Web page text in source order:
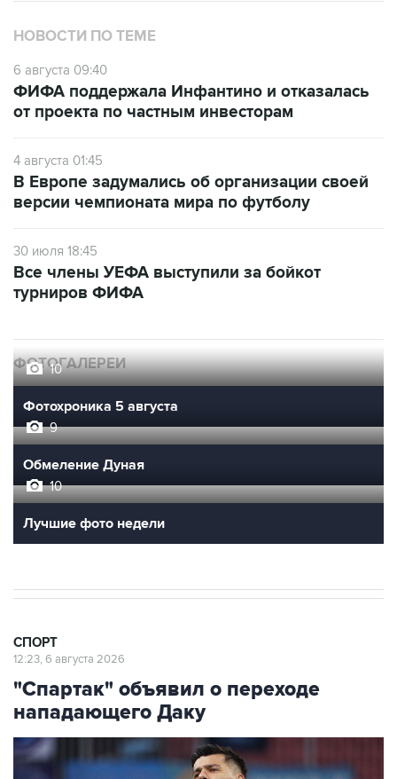
НОВОСТИ ПО ТЕМЕ
6 августа 09:40
ФИФА поддержала Инфантино и отказалась
от проекта по частным инвесторам
4 августа 01:45
В Европе задумались об организации своей
версии чемпионата мира по футболу
30 июля 18:45
Все члены УЕФА выступили за бойкот
турниров ФИФА
ФОТОГАЛЕРЕИ
10
Фотохроника 5 августа
9
Обмеление Дуная
10
Лучшие фото недели